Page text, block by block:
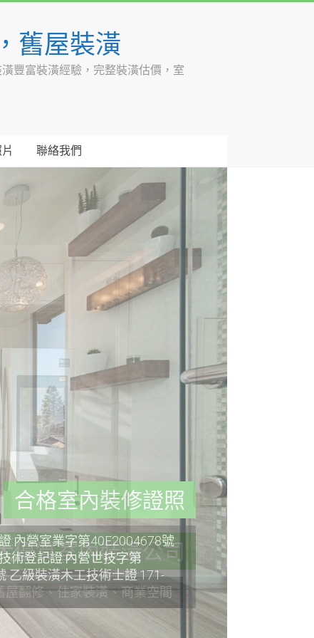
舊屋裝潢
豐富裝潢經驗，完整裝潢估價，室
聯絡我們
合格室內裝修證照
:內營室業字第40E2004678號
術登記證:內營世技字第
乙級裝潢木工技術士證:171-